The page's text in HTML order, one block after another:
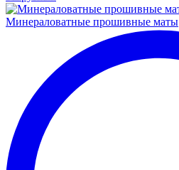
Минераловатные прошивные маты